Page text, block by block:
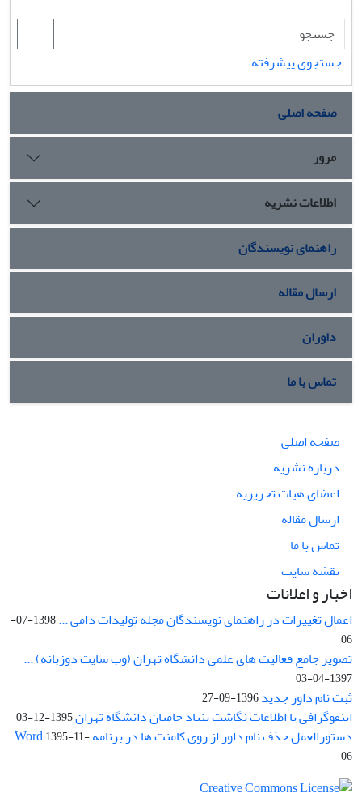
جستجوی پیشرفته
صفحه اصلی
مرور
اطلاعات نشریه
راهنمای نویسندگان
ارسال مقاله
داوران
تماس با ما
صفحه اصلی
درباره نشریه
اعضای هیات تحریریه
ارسال مقاله
تماس با ما
نقشه سایت
اخبار و اعلانات
اعمال تغییرات در راهنمای نویسندگان مجله تولیدات دامی ...
1398-07-
06
تصویر جامع فعالیت های علمی دانشگاه تهران (وب سایت دوزبانه) ...
1397-04-03
ثبت نام داور جدید1396-09-27
اینفوگرافی یا اطلاعات نگاشت بنیاد حامیان دانشگاه تهران1395-12-03
دستورالعمل حذف نام داور از روی کامنت ها در برنامه Word1395-11-
06